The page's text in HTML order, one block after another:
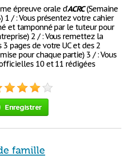
épreuve orale d’ACRC(Semaine
1 / : Vous présentez votre cahier
et tamponné par le tuteur pour
2 / : Vous remettez la
pages de votre UC et des 2
pour chaque partie) 3 / : Vous
10 et 11 rédigées
Enregistrer
famille